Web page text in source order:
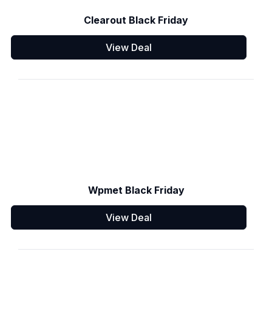
Clearout Black Friday
View Deal
Wpmet Black Friday
View Deal